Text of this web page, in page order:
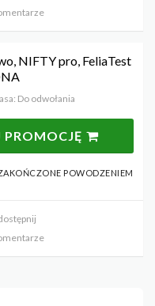
NIFTY pro, FeliaTest
Do odwołania
PROMOCJĘ
POWODZENIEM